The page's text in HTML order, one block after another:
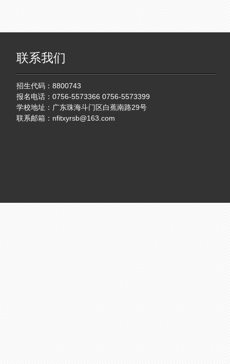
联系我们
招生代码：8800743
报名电话：0756-5573366 0756-5573399
学校地址：广东珠海斗门区白蕉南路29号
联系邮箱： nfitxyrsb@163.com